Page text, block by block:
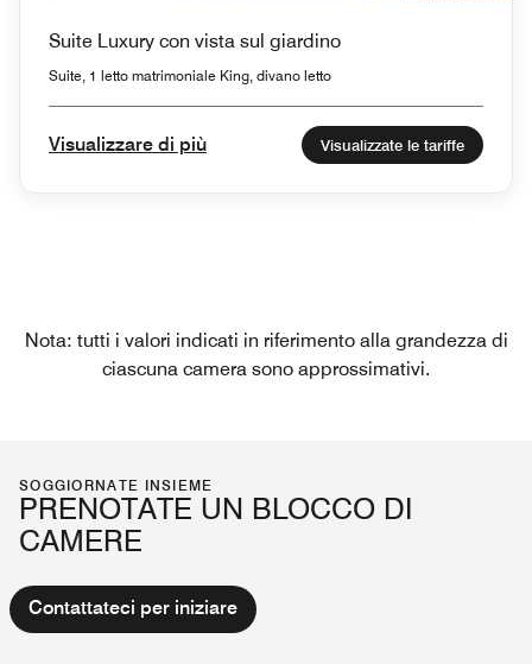
Suite Luxury con vista sul giardino
Suite, 1 letto matrimoniale King, divano letto
Visualizzare di più Visualizzate le tariffe
Nota: tutti i valori indicati in riferimento alla grandezza di
ciascuna camera sono approssimativi.
SOGGIORNATE INSIEME
PRENOTATE UN BLOCCO DI
CAMERE
Contattateci per iniziare